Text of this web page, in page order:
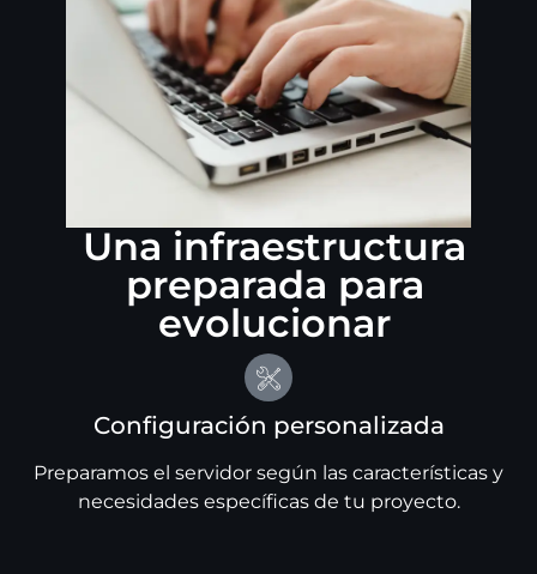
Una infraestructura
preparada para
evolucionar
Configuración personalizada
Preparamos el servidor según las características y
necesidades específicas de tu proyecto.